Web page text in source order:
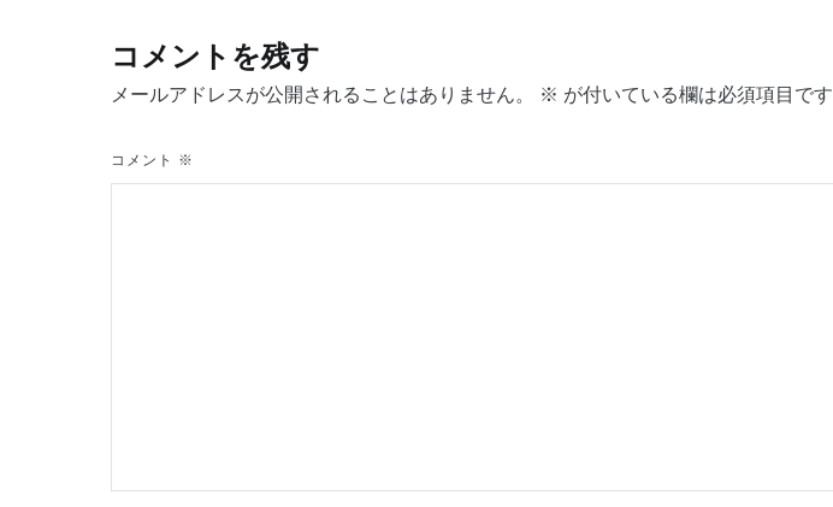
ナ
ビ
ゲ
コメントを残す
メールアドレスが公開されることはありません。 ※ が付いている欄は必須項目です
コメント ※